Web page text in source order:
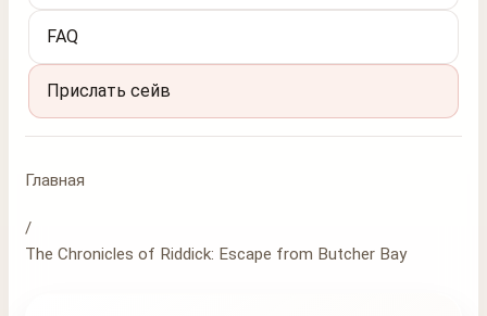
FAQ
Прислать сейв
Главная
/
The Chronicles of Riddick: Escape from Butcher Bay